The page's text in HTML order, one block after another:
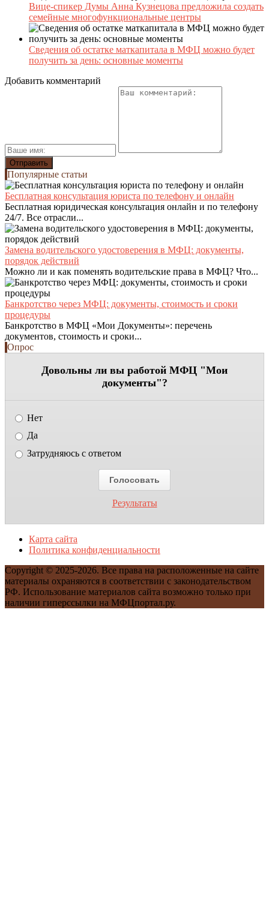
Вице-спикер Думы Анна Кузнецова предложила создать
семейные многофункциональные центры
Сведения об остатке маткапитала в МФЦ можно будет
получить за день: основные моменты
Добавить комментарий
Популярные статьи
Бесплатная консультация юриста по телефону и онлайн
Бесплатная юридическая консультация онлайн и по телефону
24/7. Все отрасли...
Замена водительского удостоверения в МФЦ: документы,
порядок действий
Можно ли и как поменять водительские права в МФЦ? Что...
Банкротство через МФЦ: документы, стоимость и сроки
процедуры
Банкротство в МФЦ «Мои Документы»: перечень
документов, стоимость и сроки...
Опрос
Довольны ли вы работой МФЦ "Мои
документы"?
Нет
Да
Затрудняюсь с ответом
Результаты
Карта сайта
Политика конфиденциальности
Copyright © 2025-2026. Все права на расположенные на сайте
материалы охраняются в соответствии с законодательством
РФ. Использование материалов сайта возможно только при
наличии гиперссылки на МФЦпортал.ру.